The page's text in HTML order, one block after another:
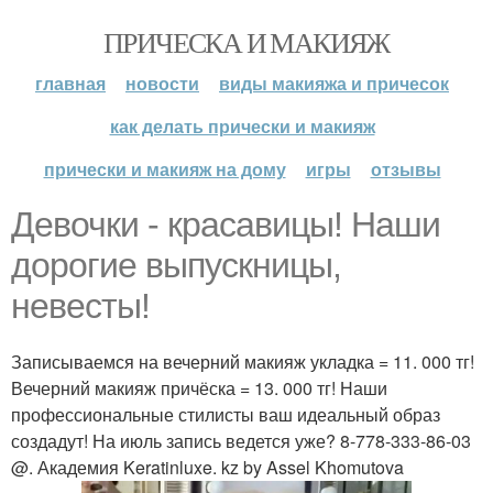
ПРИЧЕСКА И МАКИЯЖ
главная новости
виды макияжа и причесок
как делать прически и макияж
прически и макияж на дому
игры отзывы
Девочки - красавицы! Наши
дорогие выпускницы,
невесты!
Записываемся на вечерний макияж укладка = 11. 000 тг!
Вечерний макияж причёска = 13. 000 тг! Наши
профессиональные стилисты ваш идеальный образ
создадут! На июль запись ведется уже? 8-778-333-86-03
@. Академия Keratinluxe. kz by Assel Khomutova